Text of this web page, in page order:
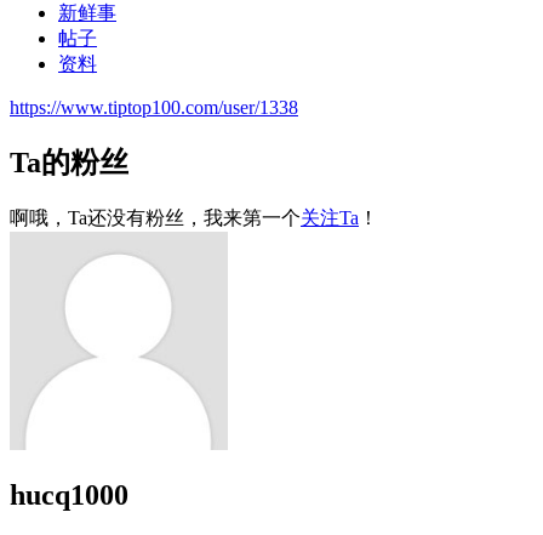
新鲜事
帖子
资料
https://www.tiptop100.com/user/1338
Ta的粉丝
啊哦，Ta还没有粉丝，我来第一个关注Ta ！
hucq1000